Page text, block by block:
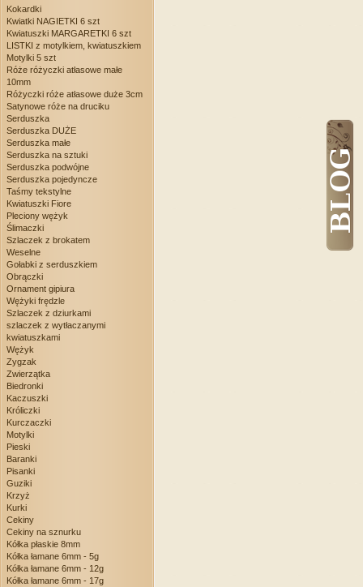
Kokardki
Kwiatki NAGIETKI 6 szt
Kwiatuszki MARGARETKI 6 szt
LISTKI z motylkiem, kwiatuszkiem
Motylki 5 szt
Róże różyczki atłasowe małe
10mm
Różyczki róże atłasowe duże 3cm
Satynowe róże na druciku
Serduszka
Serduszka DUŻE
Serduszka małe
Serduszka na sztuki
Serduszka podwójne
Serduszka pojedyncze
Taśmy tekstylne
Kwiatuszki Fiore
Pleciony wężyk
Ślimaczki
Szlaczek z brokatem
Weselne
Gołabki z serduszkiem
Obrączki
Ornament gipiura
Wężyki frędzle
Szlaczek z dziurkami
szlaczek z wytłaczanymi
kwiatuszkami
Wężyk
Zygzak
Zwierzątka
Biedronki
Kaczuszki
Króliczki
Kurczaczki
Motylki
Pieski
Baranki
Pisanki
Guziki
Krzyż
Kurki
Cekiny
Cekiny na sznurku
Kółka płaskie 8mm
Kółka łamane 6mm - 5g
Kółka łamane 6mm - 12g
Kółka łamane 6mm - 17g